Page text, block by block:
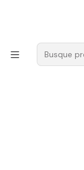
Van Zellers CV